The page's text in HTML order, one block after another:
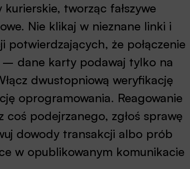
tworząc fałszywe
Nie klikaj w nieznane linki i
potwierdzających, że połączenie
– dane karty podawaj tylko na
dwustopniową weryfikację
oprogramowania. Reagowanie
podejrzanego, zgłoś sprawę
dowody transakcji albo prób
w opublikowanym komunikacie